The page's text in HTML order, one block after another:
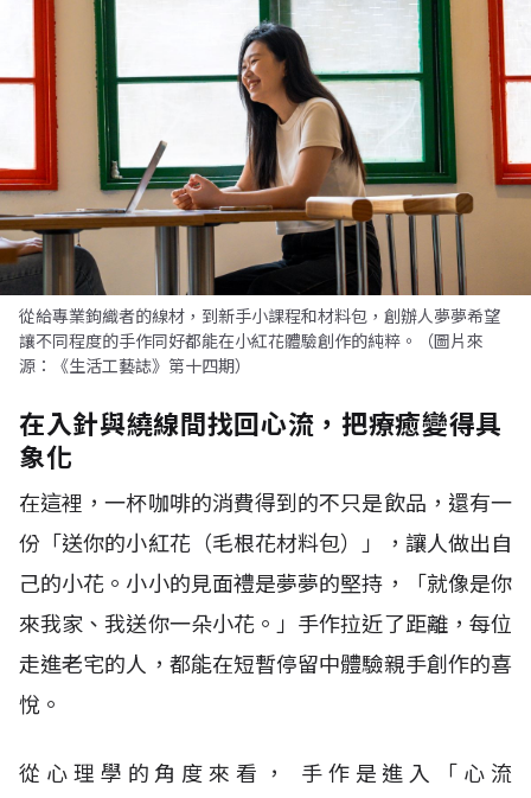
從給專業鉤織者的線材，到新手小課程和材料包，創辦人夢夢希望
讓不同程度的手作同好都能在小紅花體驗創作的純粹。（圖片來
源：《生活工藝誌》第十四期）
在入針與繞線間找回心流，把療癒變得具
象化
在這裡，一杯咖啡的消費得到的不只是飲品，還有一
份「送你的小紅花（毛根花材料包）」，讓人做出自
己的小花。小小的見面禮是夢夢的堅持，「就像是你
來我家、我送你一朵小花。」手作拉近了距離，每位
走進老宅的人，都能在短暫停留中體驗親手創作的喜
悅。
從心理學的角度來看， 手作是進入「心流